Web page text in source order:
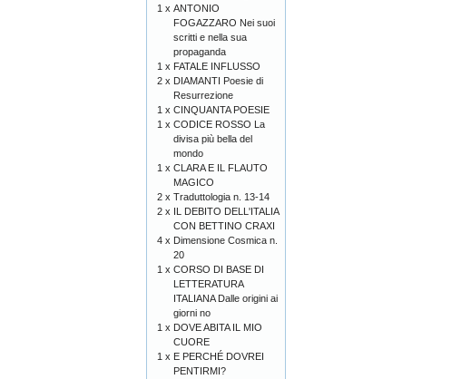
1 x ANTONIO
FOGAZZARO Nei suoi
scritti e nella sua
propaganda
1 x FATALE INFLUSSO
2 x DIAMANTI Poesie di
Resurrezione
1 x CINQUANTA POESIE
1 x CODICE ROSSO La
divisa più bella del
mondo
1 x CLARA E IL FLAUTO
MAGICO
2 x Traduttologia n. 13-14
2 x IL DEBITO DELL'ITALIA
CON BETTINO CRAXI
4 x Dimensione Cosmica n.
20
1 x CORSO DI BASE DI
LETTERATURA
ITALIANA Dalle origini ai
giorni no
1 x DOVE ABITA IL MIO
CUORE
1 x E PERCHÉ DOVREI
PENTIRMI?